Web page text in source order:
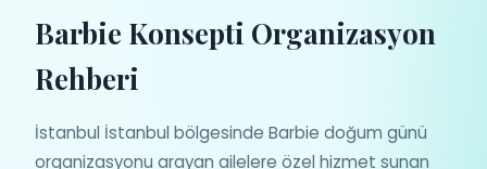
Barbie Konsepti Organizasyon
Rehberi
İstanbul İstanbul bölgesinde Barbie doğum günü
organizasyonu arayan ailelere özel hizmet sunan